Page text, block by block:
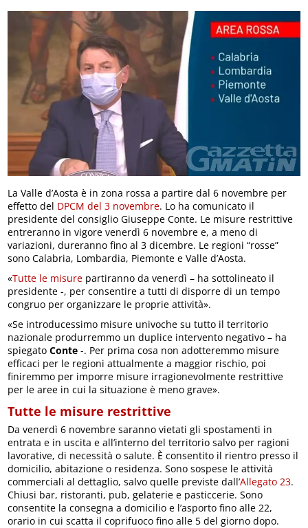
La Valle d’Aosta è in zona rossa a partire dal 6 novembre per
effetto del DPCM del 3 novembre. Lo ha comunicato il
presidente del consiglio Giuseppe Conte. Le misure restrittive
entreranno in vigore venerdì 6 novembre e, a meno di
variazioni, dureranno fino al 3 dicembre. Le regioni “rosse”
sono Calabria, Lombardia, Piemonte e Valle d’Aosta.
«Tutte le misure partiranno da venerdì – ha sottolineato il
presidente -, per consentire a tutti di disporre di un tempo
congruo per organizzare le proprie attività».
«Se introducessimo misure univoche su tutto il territorio
nazionale produrremmo un duplice intervento negativo – ha
spiegatoConte -. Per prima cosa non adotteremmo misure
efficaci per le regioni attualmente a maggior rischio, poi
finiremmo per imporre misure irragionevolmente restrittive
per le aree in cui la situazione è meno grave».
Tutte le misure restrittive
Da venerdì 6 novembre saranno vietati gli spostamenti in
entrata e in uscita e all’interno del territorio salvo per ragioni
lavorative, di necessità o salute. È consentito il rientro presso il
domicilio, abitazione o residenza. Sono sospese le attività
commerciali al dettaglio, salvo quelle previste dall’Allegato 23.
Chiusi bar, ristoranti, pub, gelaterie e pasticcerie. Sono
consentite la consegna a domicilio e l’asporto fino alle 22,
orario in cui scatta il coprifuoco fino alle 5 del giorno dopo.